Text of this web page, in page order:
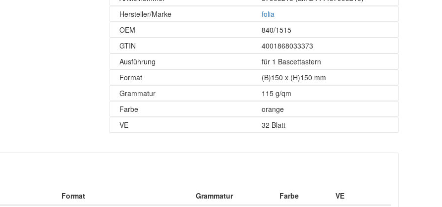
Hersteller/Marke
folia
OEM
840/1515
GTIN
4001868033373
Ausführung
für 1 Bascettastern
Format
(B)150 x (H)150 mm
Grammatur
115 g/qm
Farbe
orange
VE
32 Blatt
Format Grammatur Farbe
VE